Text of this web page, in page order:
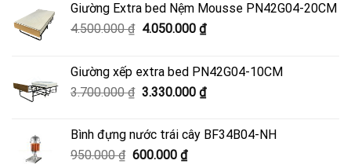
Giường Extra bed Nệm Mousse PN42G04-20CM
4.500.000₫ Giá
4.500.000 ₫.
4.050.000 ₫Giá
là:
4.050.000 ₫.
Giường xếp extra bed PN42G04-10CM
3.700.000₫ Giá
3.700.000 ₫.
3.330.000 ₫Giá
là:
Bình đựng nước trái cây BF34B04-NH
950.000₫ Giá
600.000 ₫Giá